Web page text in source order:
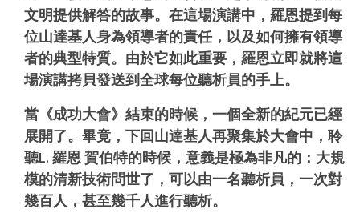
文明提供解答的故事。在這場演講中，羅恩提到每
位山達基人身為領導者的責任，以及如何擁有領導
者的典型特質。由於它如此重要，羅恩立即就將這
場演講拷貝發送到全球每位聽析員的手上。
當《成功大會》結束的時候，一個全新的紀元已經
展開了。畢竟，下回山達基人再聚集於大會中，聆
聽L. 羅恩 賀伯特的時候，意義是極為非凡的：大規
模的清新技術問世了，可以由一名聽析員，一次對
幾百人，甚至幾千人進行聽析。